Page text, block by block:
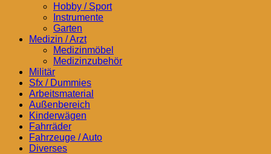
Hobby / Sport
Instrumente
Garten
Medizin / Arzt
Medizinmöbel
Medizinzubehör
Militär
Sfx / Dummies
Arbeitsmaterial
Außenbereich
Kinderwägen
Fahrräder
Fahrzeuge / Auto
Diverses